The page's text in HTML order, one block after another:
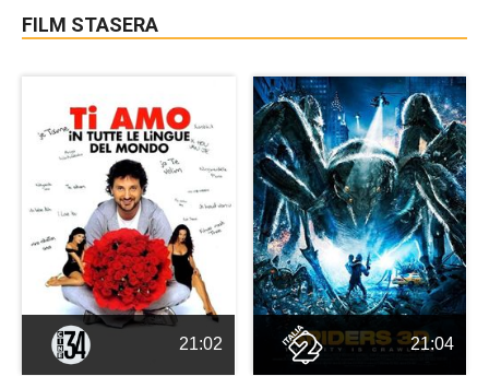
FILM STASERA
21:02 21:04